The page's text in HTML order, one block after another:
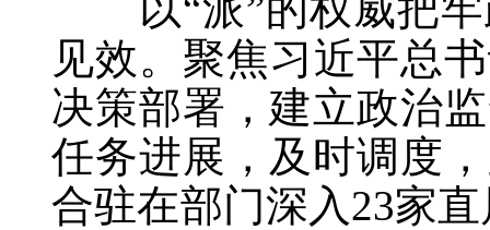
见效。聚焦习近平总
决策部署，建立政治
任务进展，及时调度
合驻在部门深入23家